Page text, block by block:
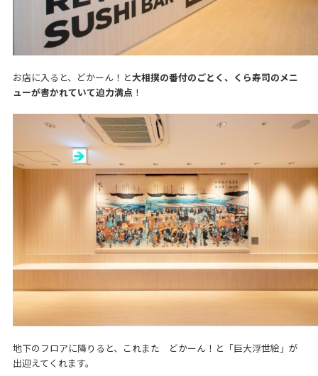
お店に入ると、どかーん！と大相撲の番付のごとく、くら寿司のメニ
ューが書かれていて迫力満点 ！
地下のフロアに降りると、これまた どかーん！と「巨大浮世絵」が
出迎えてくれます。